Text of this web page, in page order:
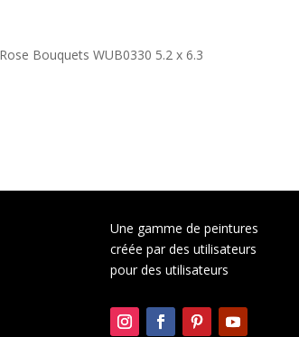
Bouquets WUB0330 5.2 x 6.3
Une gamme de peintures
créée par des utilisateurs
pour des utilisateurs